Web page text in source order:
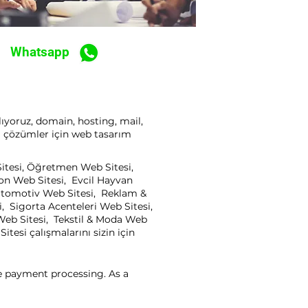
Whatsapp
domain, hosting, mail,
için web tasarım
Öğretmen Web Sitesi,
Web Sitesi, Evcil Hayvan
Web Sitesi, Reklam &
Sigorta Acenteleri Web Sitesi,
Sitesi, Tekstil & Moda Web
çalışmalarını sizin için
processing. As a